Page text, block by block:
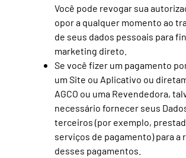
Você pode revogar sua
opor a qualquer momento ao
de seus dados pessoais para
marketing direto.
Se você fizer um pagamento
um Site ou Aplicativo ou
AGCO ou uma Revendedora,
necessário fornecer seus
terceiros (por exemplo,
serviços de pagamento) para a
desses pagamentos.